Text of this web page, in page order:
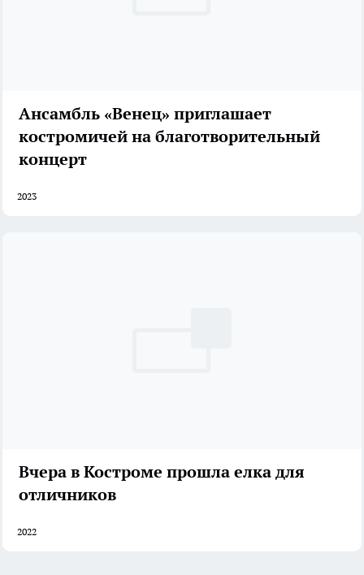
Ансамбль «Венец» приглашает
костромичей на благотворительный
концерт
2023
Вчера в Костроме прошла елка для
отличников
2022